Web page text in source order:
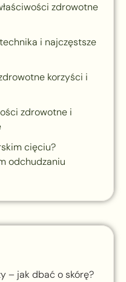
zdrowotne
i najczęstsze
korzyści i
zdrowotne i
cięciu?
odchudzaniu
– jak dbać o skórę?